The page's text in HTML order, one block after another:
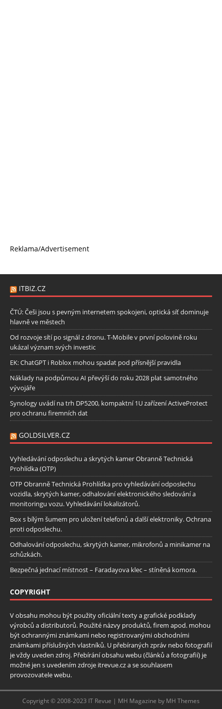
Reklama/Advertisement
ITBIZ.CZ
ČTÚ: Češi jsou s pevným internetem spokojeni, optická síť dominuje
hlavně ve městech
Od rozvoje sítí po signál z dronu. T-Mobile v první polovině roku
ukázal význam svých investic
EK: ChatGPT i Roblox mohou spadat pod přísnější pravidla
Náklady na podpůrnou AI převýší do roku 2028 plat samotného
vývojáře
Synology uvádí na trh DP5200, kompaktní 1U zařízení ActiveProtect
pro ochranu firemních dat
GOLDSILVER.CZ
Vyhledávání odposlechu a skrytých kamer Obranně Technická
Prohlídka (OTP)
OTP Obranně Technická Prohlídka pro vyhledávání odposlechu
vozidla, skrytých kamer, odhalování elektronického sledování a
monitoringu vozu. Vyhledávání lokalizátorů.
Box s bílým šumem pro uložení telefonů a další elektroniky. Ochrana
proti odposlechu.
Odhalování odposlechu, skrytých kamer, mikrofonů a minikamer na
schůzkách.
Bezpečná jednací místnost – Faradayova klec – stíněná komora.
COPYRIGHT
V obsahu mohou být použity oficiální texty a grafické podklady
výrobců a distributorů. Použité názvy produktů, firem apod. mohou
být ochrannými známkami nebo registrovanými obchodními
známkami příslušných vlastníků. U přebíraných zpráv nebo fotografií
je vždy uveden zdroj. Přebírání obsahu webu (článků a fotografií) je
možné jen s uvedením zdroje itrevue.cz a se souhlasem
provozovatele webu.
Copyright © 2008-2023 IT Revue | MH Magazine by MH Themes